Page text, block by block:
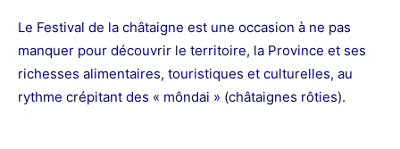
Le Festival de la châtaigne est une occasion à ne pas
manquer pour découvrir le territoire, la Province et ses
richesses alimentaires, touristiques et culturelles, au
rythme crépitant des « môndai » (châtaignes rôties).